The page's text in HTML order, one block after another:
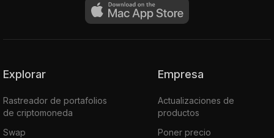
Explorar
Rastreador de portafolios
de criptomoneda
Swap
Empresa
Actualizaciones de
productos
Poner precio